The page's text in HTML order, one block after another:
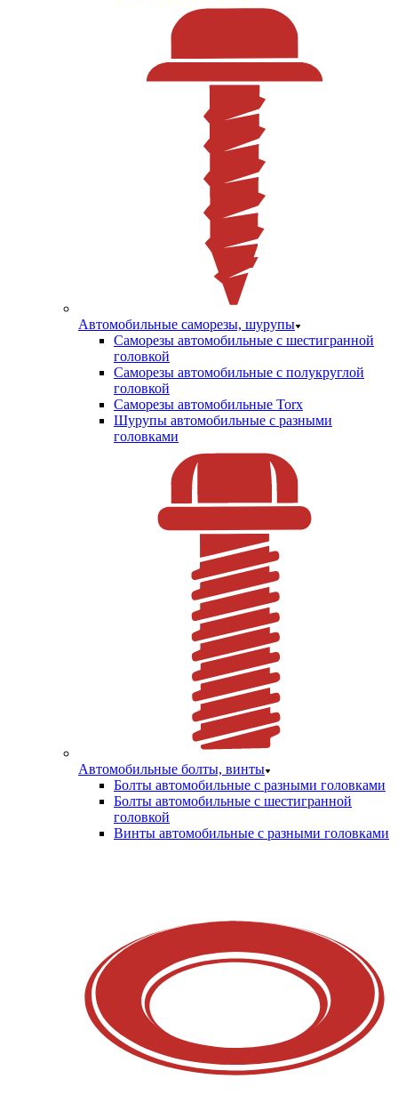
Автомобильные саморезы, шурупы
Саморезы автомобильные с шестигранной
головкой
Саморезы автомобильные с полукруглой
головкой
Саморезы автомобильные Torx
Шурупы автомобильные с разными
головками
Автомобильные болты, винты
Болты автомобильные с разными головками
Болты автомобильные с шестигранной
головкой
Винты автомобильные с разными головками